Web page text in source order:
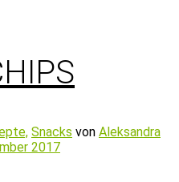
Snacks von Aleksandra
2017